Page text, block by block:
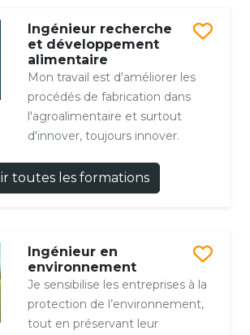
Ingénieur recherche
et développement
alimentaire
Mon travail est d'améliorer les
procédés de fabrication dans
l'agroalimentaire et surtout
d'innover, toujours innover.
toutes les formations
Ingénieur en
environnement
Je sensibilise les entreprises à la
protection de l’environnement,
tout en préservant leur